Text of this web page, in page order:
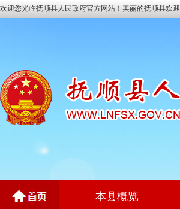
欢迎您光临抚顺县人民政府官方网站！美丽的抚顺县欢迎
本县概览